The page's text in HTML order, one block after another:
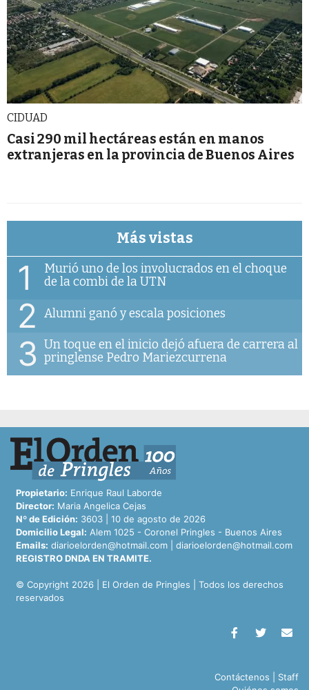
CIDUAD
Casi 290 mil hectáreas están en manos
extranjeras en la provincia de Buenos Aires
Más vistas
1
Murió uno de los involucrados en el choque
de la combi de la UTN
2 Alumni ganó y escala posiciones
3 Un toque en el inicio dejó afuera de carrera al
pringlense Pedro Mariezcurrena
Propietario: Enrique Raul Laborde
Director: Maria Angelica Cejas
Nº de Edición: 3603 | 10 de agosto de 2026
Domicilio Legal: Alem 1025 - Coronel Pringles - Buenos Aires
Emails: diarioelorden@hotmail.com
diarioelorden@hotmail.com
REGISTRO DNDA EN TRAMITE.
© Copyright 2026 | El Orden de Pringles | Todos los derechos
reservados
Contáctenos
Staff